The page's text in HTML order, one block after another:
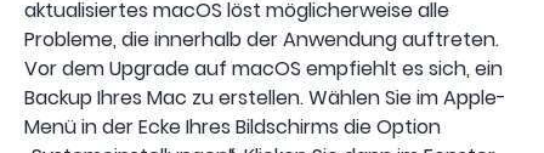
aktualisiertes macOS löst möglicherweise alle
Probleme, die innerhalb der Anwendung auftreten.
Vor dem Upgrade auf macOS empfiehlt es sich, ein
Backup Ihres Mac zu erstellen. Wählen Sie im Apple-
Menü in der Ecke Ihres Bildschirms die Option